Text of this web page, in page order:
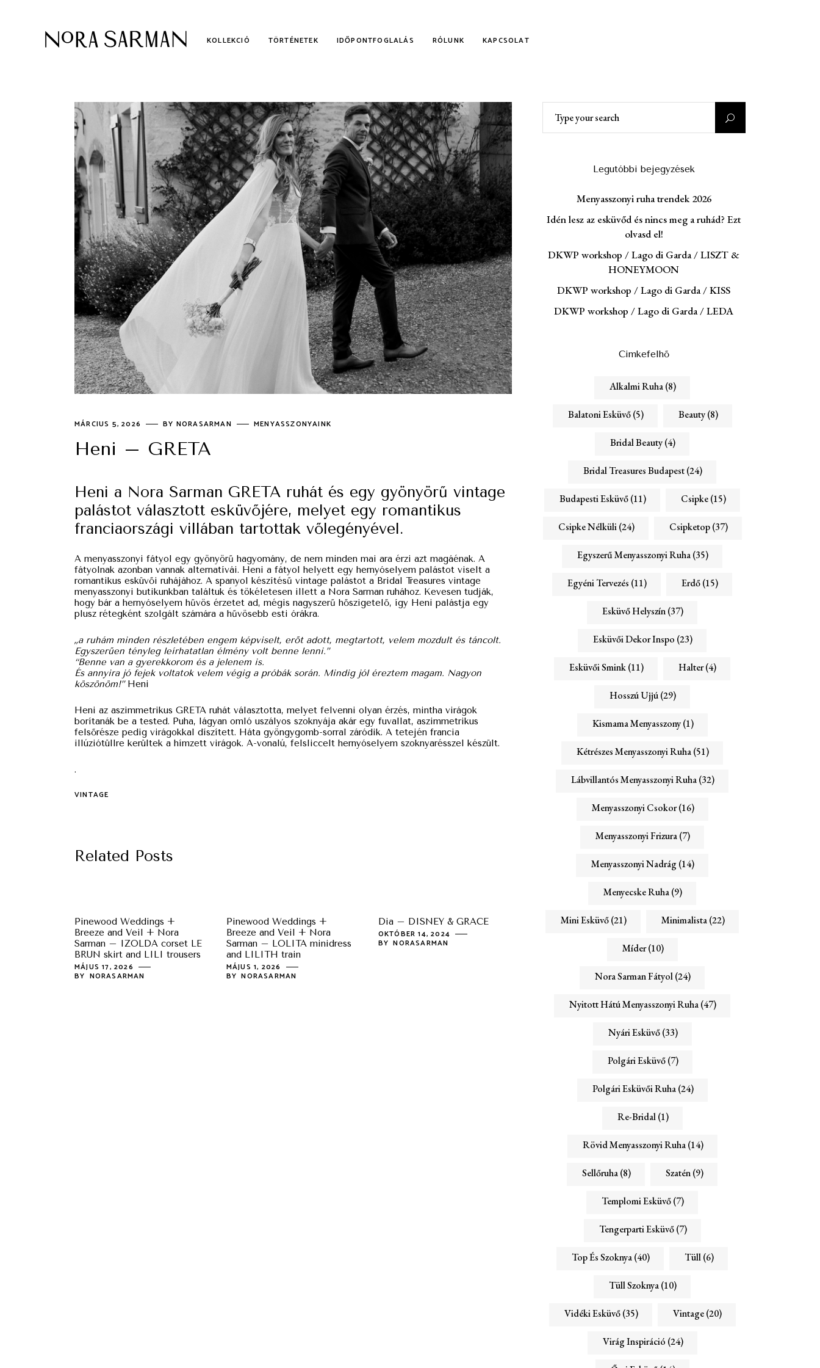
KOLLEKCIÓ
KOLLEKCIÓ
KÉTRÉSZES MENYASSZONYI
RUHÁK
POLGÁRI ESKÜVŐI RUHÁK
UTOLSÓ DARABOK
ALKALMI RUHÁK
MENYECSKE RUHÁK
TÖRTÉNETEK IDŐPONTFOGLALÁS RÓLUNK KAPCSOLAT
MÁRCIUS 5, 2026 BY NORASARMAN MENYASSZONYAINK
Heni – GRETA
Heni a Nora Sarman GRETA ruhát és egy gyönyörű vintage
palástot választott esküvőjére, melyet egy romantikus
franciaországi villában tartottak vőlegényével.
A menyasszonyi fátyol egy gyönyörű hagyomány, de nem minden mai ara érzi azt magáénak. A
fátyolnak azonban vannak alternatívái. Heni a fátyol helyett egy hernyóselyem palástot viselt a
romantikus esküvői ruhájához. A spanyol készítésű vintage palástot a Bridal Treasures vintage
menyasszonyi butikunkban találtuk és tökéletesen illett a Nora Sarman ruhához. Kevesen tudják,
hogy bár a hernyóselyem hűvös érzetet ad, mégis nagyszerű hőszigetelő, így Heni palástja egy
plusz rétegként szolgált számára a hűvösebb esti órákra.
„a ruhám minden részletében engem képviselt, erőt adott, megtartott, velem mozdult és táncolt.
Egyszerűen tényleg leírhatatlan élmény volt benne lenni.”
“Benne van a gyerekkorom és a jelenem is.
És annyira jó fejek voltatok velem végig a próbák során. Mindig jól éreztem magam. Nagyon
köszönöm!”Heni
Heni az aszimmetrikus GRETA ruhát választotta, melyet felvenni olyan érzés, mintha virágok
borítanák be a tested. Puha, lágyan omló uszályos szoknyája akár egy fuvallat, aszimmetrikus
felsőrésze pedig virágokkal díszített. Háta gyöngygomb-sorral záródik. A tetején francia
illúziótüllre kerültek a hímzett virágok. A-vonalú, felsliccelt hernyóselyem szoknyarésszel készült.
.
VINTAGE
Related Posts
Pinewood Weddings +
Breeze and Veil + Nora
Sarman – IZOLDA corset LE
BRUN skirt and LILI trousers
MÁJUS 17, 2026
BY NORASARMAN
Pinewood Weddings +
Breeze and Veil + Nora
Sarman – LOLITA minidress
and LILITH train
MÁJUS 1, 2026
BY NORASARMAN
Dia – DISNEY & GRACE
OKTÓBER 14, 2024
BY NORASARMAN
for:
Legutóbbi bejegyzések
Menyasszonyi ruha trendek 2026
Idén lesz az esküvőd és nincs meg a ruhád? Ezt
olvasd el!
DKWP workshop / Lago di Garda / LISZT &
HONEYMOON
DKWP workshop / Lago di Garda / KISS
DKWP workshop / Lago di Garda / LEDA
Cimkefelhő
Alkalmi Ruha(8)
Balatoni Esküvő(5) Beauty(8)
Bridal Beauty(4)
Bridal Treasures Budapest(24)
Budapesti Esküvő(11) Csipke(15)
Csipke Nélküli(24) Csipketop(37)
Egyszerű Menyasszonyi Ruha(35)
Egyéni Tervezés (11) Erdő(15)
Esküvő Helyszín(37)
Esküvői Dekor Inspo (23)
Esküvői Smink(11) Halter(4)
Hosszú Ujjú(29)
Kismama Menyasszony(1)
Kétrészes Menyasszonyi Ruha(51)
Lábvillantós Menyasszonyi Ruha(32)
Menyasszonyi Csokor(16)
Menyasszonyi Frizura(7)
Menyasszonyi Nadrág(14)
Menyecske Ruha(9)
Mini Esküvő(21) Minimalista(22)
Míder(10)
Nora Sarman Fátyol(24)
Nyitott Hátú Menyasszonyi Ruha(47)
Nyári Esküvő(33)
Polgári Esküvő(7)
Polgári Esküvői Ruha(24)
Re-Bridal(1)
Rövid Menyasszonyi Ruha(14)
Sellőruha(8) Szatén(9)
Templomi Esküvő(7)
Tengerparti Esküvő(7)
Top És Szoknya(40) Tüll(6)
Tüll Szoknya(10)
Vidéki Esküvő(35) Vintage(20)
Virág Inspiráció (24)